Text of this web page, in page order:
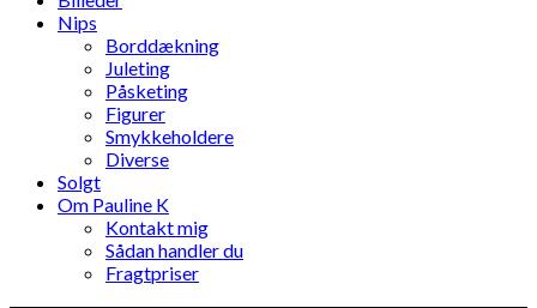
Nips
Borddækning
Juleting
Påsketing
Figurer
Smykkeholdere
Diverse
Solgt
Om Pauline K
Kontakt mig
Sådan handler du
Fragtpriser